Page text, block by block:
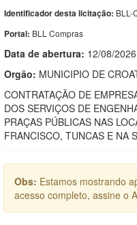
Identificador desta licitação: BLL-
Portal: BLL Compras
Data de abertura: 12/08/
Orgão: MUNICIPIO DE
CONTRATAÇÃO DE
DOS SERVIÇOS DE
PRAÇAS PÚBLICAS NAS
FRANCISCO, TUNCAS E NA
Obs: Estamos mostrando
acesso completo, assine o